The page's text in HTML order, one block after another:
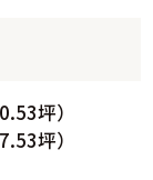
坪）
坪）